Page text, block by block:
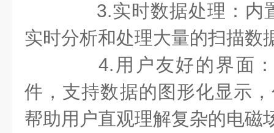
3.实时数据处理：内
实时分析和处理大量的扫描数
4.用户友好的界面：
件，支持数据的图形化显示
帮助用户直观理解复杂的电磁